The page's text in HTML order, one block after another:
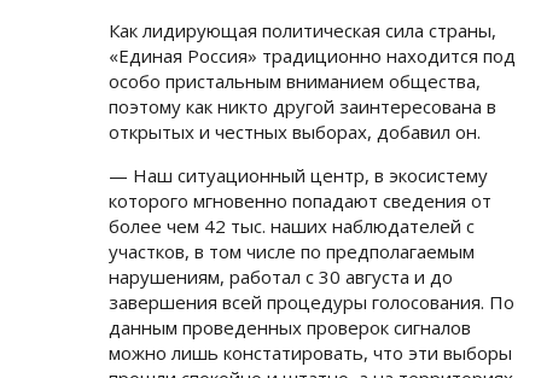
Как лидирующая политическая сила страны,
«Единая Россия» традиционно находится под
особо пристальным вниманием общества,
поэтому как никто другой заинтересована в
открытых и честных выборах, добавил он.
— Наш ситуационный центр, в экосистему
которого мгновенно попадают сведения от
более чем 42 тыс. наших наблюдателей с
участков, в том числе по предполагаемым
нарушениям, работал с 30 августа и до
завершения всей процедуры голосования. По
данным проведенных проверок сигналов
можно лишь констатировать, что эти выборы